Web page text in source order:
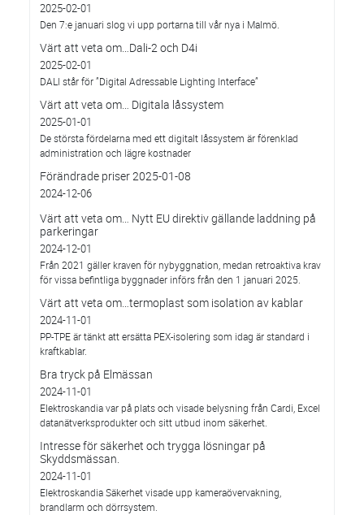
2025-02-01
Den 7:e januari slog vi upp portarna till vår nya i Malmö.
Värt att veta om…Dali-2 och D4i
2025-02-01
DALI står för ”Digital Adressable Lighting Interface”
Värt att veta om… Digitala låssystem
2025-01-01
De största fördelarna med ett digitalt låssystem är förenklad
administration och lägre kostnader
Förändrade priser 2025-01-08
2024-12-06
Värt att veta om… Nytt EU direktiv gällande laddning på
parkeringar
2024-12-01
Från 2021 gäller kraven för nybyggnation, medan retroaktiva krav
för vissa befintliga byggnader införs från den 1 januari 2025.
Värt att veta om…termoplast som isolation av kablar
2024-11-01
PP-TPE är tänkt att ersätta PEX-isolering som idag är standard i
kraftkablar.
Bra tryck på Elmässan
2024-11-01
Elektroskandia var på plats och visade belysning från Cardi, Excel
datanätverksprodukter och sitt utbud inom säkerhet.
Intresse för säkerhet och trygga lösningar på
Skyddsmässan.
2024-11-01
Elektroskandia Säkerhet visade upp kameraövervakning,
brandlarm och dörrsystem.